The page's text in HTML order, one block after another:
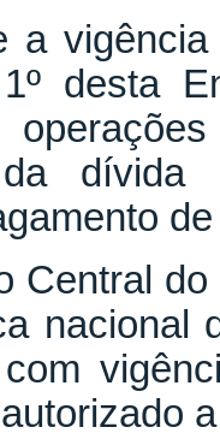
a
desta
da
Central
nacional